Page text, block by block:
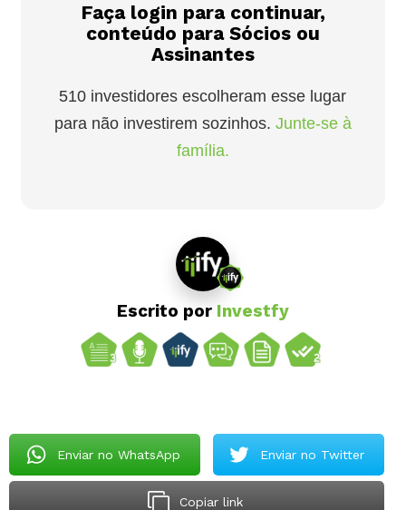
Faça login para continuar,
conteúdo para Sócios ou
Assinantes
510 investidores escolheram esse lugar
para não investirem sozinhos. Junte-se à
família.
Escrito por Investfy
Enviar no WhatsApp Enviar no Twitter
Copiar link